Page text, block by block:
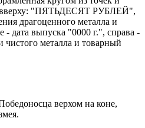
вверху: "ПЯТЬДЕСЯТ РУБЛЕЙ",
драгоценного металла и
- дата выпуска "0000 г.", справа -
чистого металла и товарный
верхом на коне,